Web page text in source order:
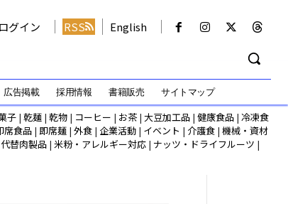
ログイン RSS English
広告掲載 採用情報 書籍販売 サイトマップ
子 | 乾麺 | 乾物 | コーヒー | お茶 | 大豆加工品 | 健康食品 | 冷凍食
席食品 | 即席麺 | 外食 | 企業活動 | イベント | 介護食 | 機械・資材
替肉製品 | 米粉・アレルギー対応 | ナッツ・ドライフルーツ |